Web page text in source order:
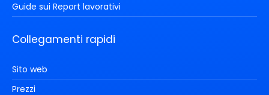
Guide sui Report lavorativi
Collegamenti rapidi
Sito web
Prezzi